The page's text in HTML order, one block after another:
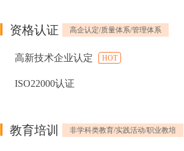
资格认证 高企认定/质量体系/管理体系
高新技术企业认定 HOT
ISO22000认证
教育培训 非学科类教育/实践活动/职业教培